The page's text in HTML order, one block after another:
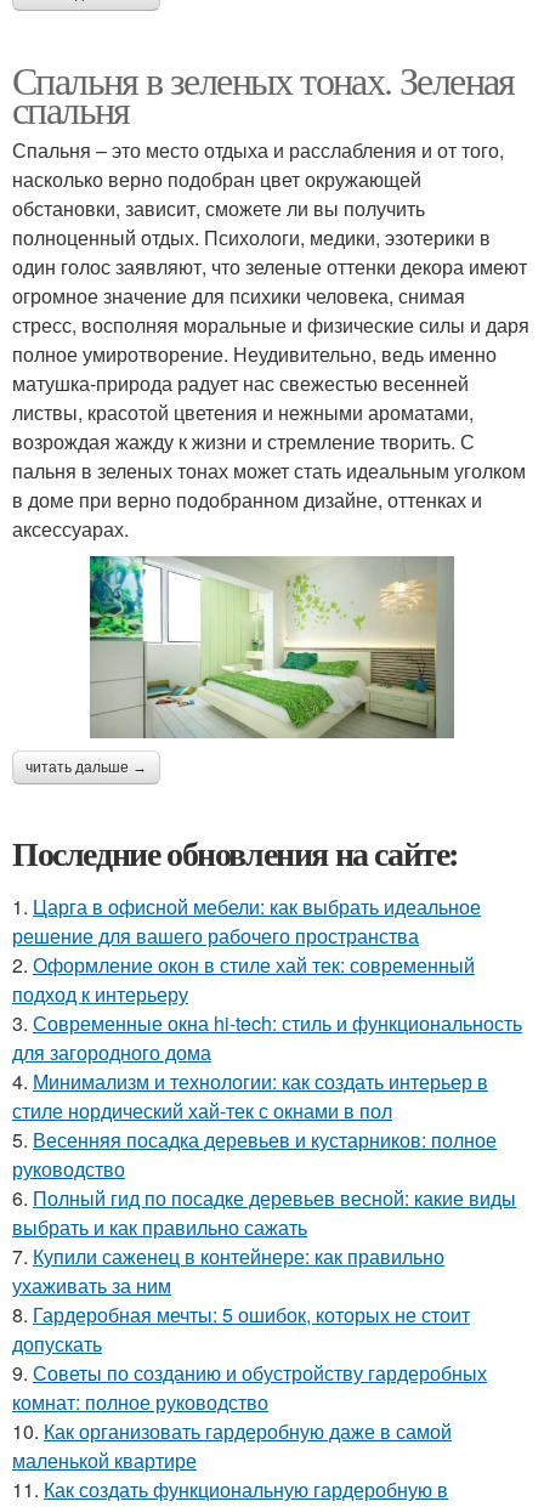
Спальня в зеленых тонах. Зеленая
спальня
Спальня – это место отдыха и расслабления и от того,
насколько верно подобран цвет окружающей
обстановки, зависит, сможете ли вы получить
полноценный отдых. Психологи, медики, эзотерики в
один голос заявляют, что зеленые оттенки декора имеют
огромное значение для психики человека, снимая
стресс, восполняя моральные и физические силы и даря
полное умиротворение. Неудивительно, ведь именно
матушка-природа радует нас свежестью весенней
листвы, красотой цветения и нежными ароматами,
возрождая жажду к жизни и стремление творить. С
пальня в зеленых тонах может стать идеальным уголком
в доме при верно подобранном дизайне, оттенках и
аксессуарах.
читать дальше →
Последние обновления на сайте:
1. Царга в офисной мебели: как выбрать идеальное
решение для вашего рабочего пространства
2. Оформление окон в стиле хай тек: современный
подход к интерьеру
3. Современные окна hi-tech: стиль и функциональность
для загородного дома
4. Минимализм и технологии: как создать интерьер в
стиле нордический хай-тек с окнами в пол
5. Весенняя посадка деревьев и кустарников: полное
руководство
6. Полный гид по посадке деревьев весной: какие виды
выбрать и как правильно сажать
7. Купили саженец в контейнере: как правильно
ухаживать за ним
8. Гардеробная мечты: 5 ошибок, которых не стоит
допускать
9. Советы по созданию и обустройству гардеробных
комнат: полное руководство
10. Как организовать гардеробную даже в самой
маленькой квартире
11. Как создать функциональную гардеробную в